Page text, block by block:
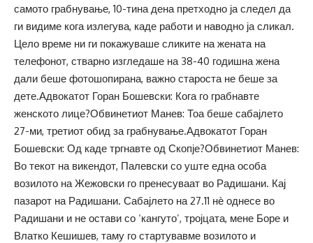
самото грабнување, 10-тина дена претходно ја следел да
ги видиме кога излегува, каде работи и наводно ја сликал.
Цело време ни ги покажуваше сликите на жената на
телефонот, стварно изгледаше на 38-40 годишна жена
дали беше фотошопирана, важно староста не беше за
дете.Адвокатот Горан Бошевски: Кога го грабнавте
женското лице?Обвинетиот Манев: Тоа беше сабајлето
27-ми, третиот обид за грабнување.Адвокатот Горан
Бошевски: Од каде тргнавте од Скопје?Обвинетиот Манев:
Во текот на викендот, Палевски со уште една особа
возилото на Жежовски го пренесуваат во Радишани. Кај
пазарот на Радишани. Сабајлето на 27.11 нѐ однесе во
Радишани и не остави со ‘кангуто’, тројцата, мене Боре и
Влатко Кешишев, таму го стартувавме возилото и